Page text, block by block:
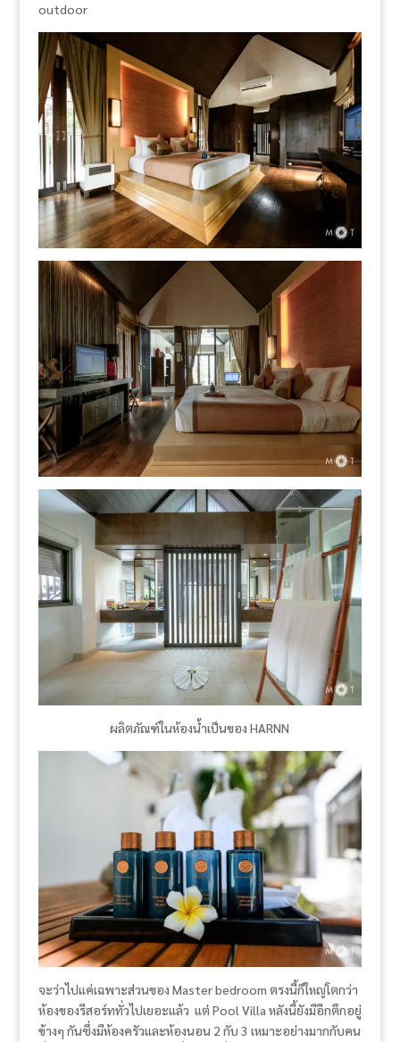
outdoor
ผลิตภัณฑ์ในห้องน้ำเป็นของ HARNN
จะว่าไปแค่เฉพาะส่วนของ Master bedroom ตรงนี้ก็ใหญ่โตกว่า
ห้องของรีสอร์ททั่วไปเยอะแล้ว แต่ Pool Villa หลังนี้ยังมีอีกตึกอยู่
ข้างๆ กันซึ่งมีห้องครัวและห้องนอน 2 กับ 3 เหมาะอย่างมากกับคน